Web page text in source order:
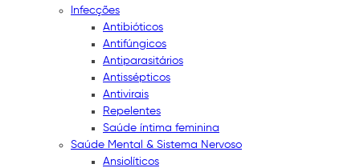
Infecções
Antibióticos
Antifúngicos
Antiparasitários
Antissépticos
Antivirais
Repelentes
Saúde íntima feminina
Saúde Mental & Sistema Nervoso
Ansiolíticos